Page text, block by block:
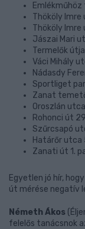
Thököly Imre
Thököly Imre
Jászai Mari
Termelők útja
Váci Mihály
Nádasdy
Sportliget
Zanat
Oroszlán
Rohonci út
Szűrcsapó
Határőr utca
Zanati út 1.
Egyetlen jó hír,
út mérése negatív
Németh Ákos
felelős tanácsnok